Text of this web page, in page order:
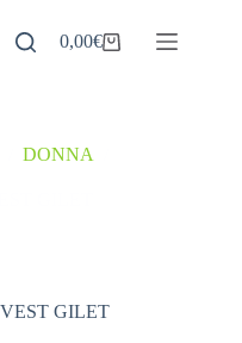
Carrello
0,00€
DONNA